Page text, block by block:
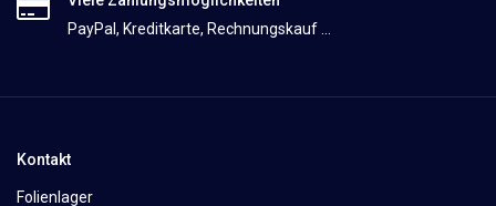
PayPal, Kreditkarte, Rechnungskauf ...
Kontakt
Folienlager